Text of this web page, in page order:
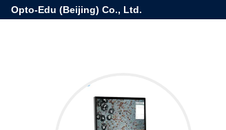
Opto-Edu (Beijing) Co., Ltd.